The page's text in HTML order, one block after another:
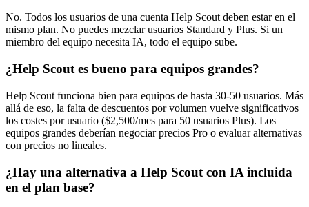
No. Todos los usuarios de una cuenta Help Scout deben estar en el
mismo plan. No puedes mezclar usuarios Standard y Plus. Si un
miembro del equipo necesita IA, todo el equipo sube.
¿Help Scout es bueno para equipos grandes?
Help Scout funciona bien para equipos de hasta 30-50 usuarios. Más
allá de eso, la falta de descuentos por volumen vuelve significativos
los costes por usuario ($2,500/mes para 50 usuarios Plus). Los
equipos grandes deberían negociar precios Pro o evaluar alternativas
con precios no lineales.
¿Hay una alternativa a Help Scout con IA incluida
en el plan base?